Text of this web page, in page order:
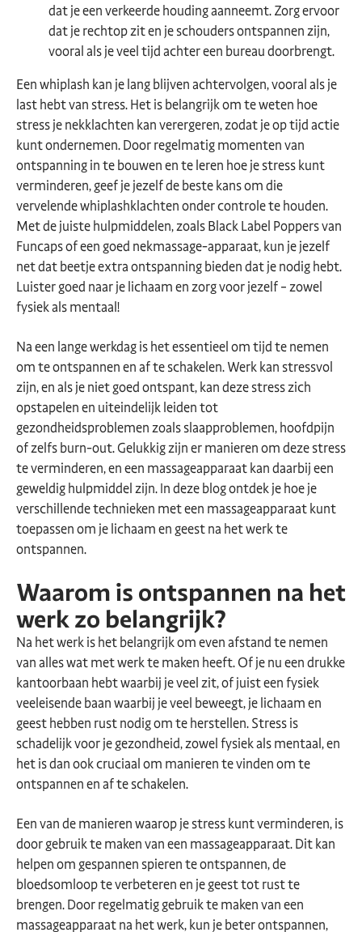
dat je een verkeerde houding aanneemt. Zorg ervoor
dat je rechtop zit en je schouders ontspannen zijn,
vooral als je veel tijd achter een bureau doorbrengt.
Een whiplash kan je lang blijven achtervolgen, vooral als je
last hebt van stress. Het is belangrijk om te weten hoe
stress je nekklachten kan verergeren, zodat je op tijd actie
kunt ondernemen. Door regelmatig momenten van
ontspanning in te bouwen en te leren hoe je stress kunt
verminderen, geef je jezelf de beste kans om die
vervelende whiplashklachten onder controle te houden.
Met de juiste hulpmiddelen, zoals Black Label Poppers van
Funcaps of een goed nekmassage-apparaat, kun je jezelf
net dat beetje extra ontspanning bieden dat je nodig hebt.
Luister goed naar je lichaam en zorg voor jezelf – zowel
fysiek als mentaal!
Na een lange werkdag is het essentieel om tijd te nemen
om te ontspannen en af te schakelen. Werk kan stressvol
zijn, en als je niet goed ontspant, kan deze stress zich
opstapelen en uiteindelijk leiden tot
gezondheidsproblemen zoals slaapproblemen, hoofdpijn
of zelfs burn-out. Gelukkig zijn er manieren om deze stress
te verminderen, en een massageapparaat kan daarbij een
geweldig hulpmiddel zijn. In deze blog ontdek je hoe je
verschillende technieken met een massageapparaat kunt
toepassen om je lichaam en geest na het werk te
ontspannen.
Waarom is ontspannen na het
werk zo belangrijk?
Na het werk is het belangrijk om even afstand te nemen
van alles wat met werk te maken heeft. Of je nu een drukke
kantoorbaan hebt waarbij je veel zit, of juist een fysiek
veeleisende baan waarbij je veel beweegt, je lichaam en
geest hebben rust nodig om te herstellen. Stress is
schadelijk voor je gezondheid, zowel fysiek als mentaal, en
het is dan ook cruciaal om manieren te vinden om te
ontspannen en af te schakelen.
Een van de manieren waarop je stress kunt verminderen, is
door gebruik te maken van een massageapparaat. Dit kan
helpen om gespannen spieren te ontspannen, de
bloedsomloop te verbeteren en je geest tot rust te
brengen. Door regelmatig gebruik te maken van een
massageapparaat na het werk, kun je beter ontspannen,